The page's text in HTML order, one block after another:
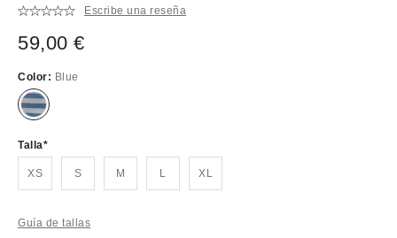
Escribe una reseña
59,00 €
Color: Blue
Talla
XS S M L XL
Guía de tallas